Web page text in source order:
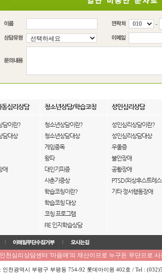
-
심리상담 청소년상담/학습코칭 성인심리상담
담이란?
담대상
애
청소년상담이란?
청소년상담대상
게임중독
왕따
대인기피증
사춘기증상
학습코칭이란?
학습코칭 대상
코칭 프로그램
FIE 인지학습상담
성인심리상담이란?
성인심리상담대상
우울증
불안장애
공황장애
PTSD(외상후스트레
기타 정서행동장애
천심리상담센터 '마음애'의 재산이므로 누구든 무단으로
천광역시 부평구 부평동 754-92 롯데아이원 402호 / Tel :